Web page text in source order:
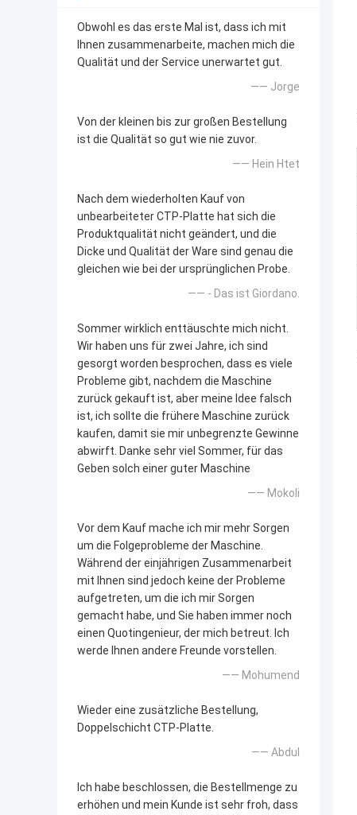
Obwohl es das erste Mal ist, dass ich mit
Ihnen zusammenarbeite, machen mich die
Qualität und der Service unerwartet gut.
—— Jorge
Von der kleinen bis zur großen Bestellung
ist die Qualität so gut wie nie zuvor.
—— Hein Htet
Nach dem wiederholten Kauf von
unbearbeiteter CTP-Platte hat sich die
Produktqualität nicht geändert, und die
Dicke und Qualität der Ware sind genau die
gleichen wie bei der ursprünglichen Probe.
—— - Das ist Giordano.
Sommer wirklich enttäuschte mich nicht.
Wir haben uns für zwei Jahre, ich sind
gesorgt worden besprochen, dass es viele
Probleme gibt, nachdem die Maschine
zurück gekauft ist, aber meine Idee falsch
ist, ich sollte die frühere Maschine zurück
kaufen, damit sie mir unbegrenzte Gewinne
abwirft. Danke sehr viel Sommer, für das
Geben solch einer guter Maschine
—— Mokoli
Vor dem Kauf mache ich mir mehr Sorgen
um die Folgeprobleme der Maschine.
Während der einjährigen Zusammenarbeit
mit Ihnen sind jedoch keine der Probleme
aufgetreten, um die ich mir Sorgen
gemacht habe, und Sie haben immer noch
einen Quotingenieur, der mich betreut. Ich
werde Ihnen andere Freunde vorstellen.
—— Mohumend
Wieder eine zusätzliche Bestellung,
Doppelschicht CTP-Platte.
—— Abdul
Ich habe beschlossen, die Bestellmenge zu
erhöhen und mein Kunde ist sehr froh, dass